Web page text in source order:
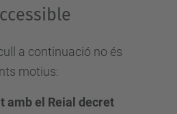
a continuació no és
motius:
amb el Reial decret